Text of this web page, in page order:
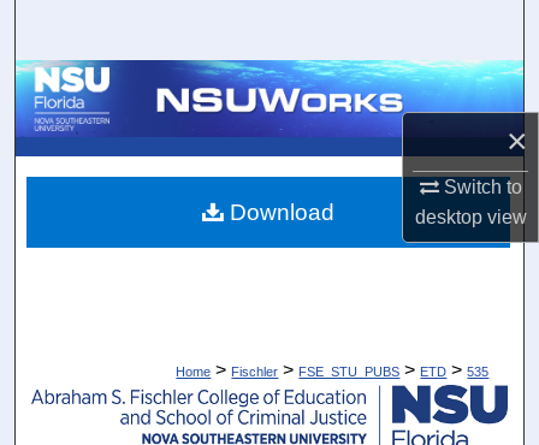
×
Switch to
desktopview
Browse Collections
About
Home > Fischler > FSE_STU_PUBS > ETD > 535
Download